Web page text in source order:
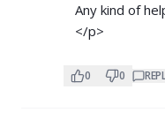
Any kind of
</p>
0 0